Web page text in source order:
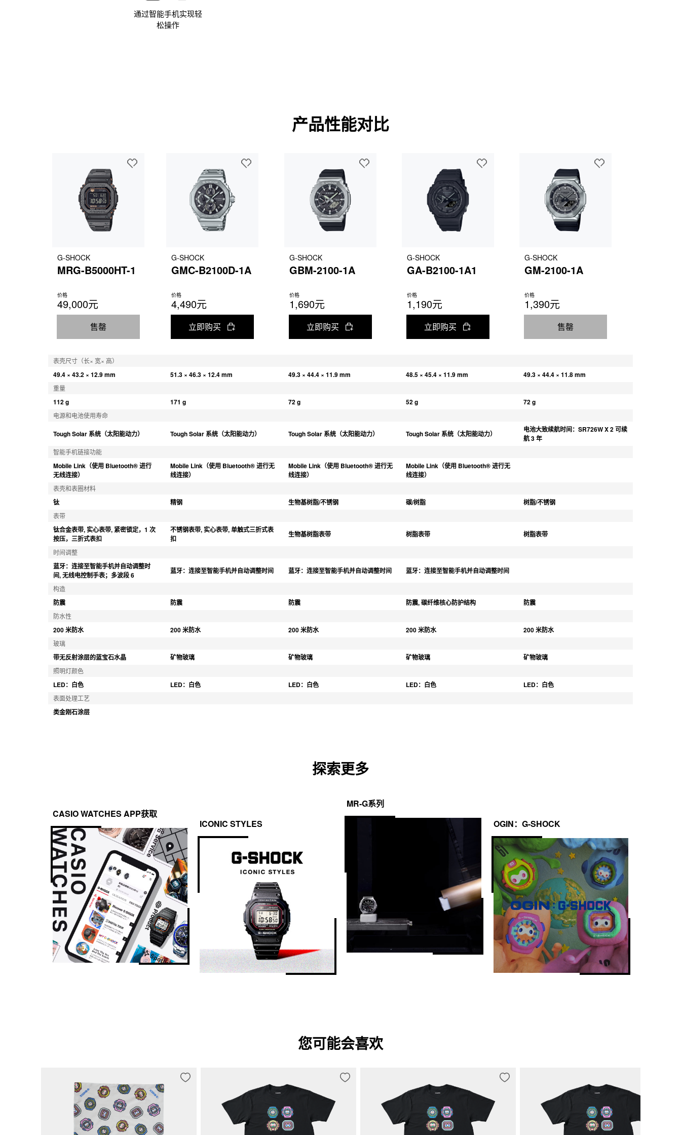
通过智能手机实现轻
松操作
产品性能对比
G-SHOCK
MRG-B5000HT-1
价格
49,000元
售罄
G-SHOCK
GMC-B2100D-1A
价格
4,490元
立即购买
G-SHOCK
GBM-2100-1A
价格
1,690元
立即购买
G-SHOCK
GA-B2100-1A1
价格
1,190元
立即购买
G-SHOCK
GM-2100-1A
价格
1,390元
售罄
表壳尺寸（长× 宽× 高）
49.4 × 43.2 × 12.9 mm 51.3 × 46.3 × 12.4 mm 49.3 × 44.4 × 11.9 mm 48.5 × 45.4 × 11.9 mm 49.3 × 44.4 × 11.8 mm
重量
112 g 171 g 72 g 52 g 72 g
电源和电池使用寿命
Tough Solar 系统（太阳能动力） Tough Solar 系统（太阳能动力） Tough Solar 系统（太阳能动力） Tough Solar 系统（太阳能动力）
电池大致续航时间：SR726W X 2 可续
航 3 年
智能手机链接功能
Mobile Link（使用 Bluetooth® 进行
无线连接）
Mobile Link（使用 Bluetooth® 进行无
线连接）
Mobile Link（使用 Bluetooth® 进行无
线连接）
Mobile Link（使用 Bluetooth® 进行无
线连接）
表壳和表圈材料
钛 精钢 生物基树脂/不锈钢 碳/树脂 树脂/不锈钢
表带
钛合金表带, 实心表带, 紧密锁定，1 次
按压，三折式表扣
不锈钢表带, 实心表带, 单触式三折式表
扣
生物基树脂表带 树脂表带 树脂表带
时间调整
蓝牙：连接至智能手机并自动调整时
间, 无线电控制手表；多波段 6
蓝牙：连接至智能手机并自动调整时间 蓝牙：连接至智能手机并自动调整时间 蓝牙：连接至智能手机并自动调整时间
构造
防震 防震 防震 防震, 碳纤维核心防护结构 防震
防水性
200 米防水 200 米防水 200 米防水 200 米防水 200 米防水
玻璃
带无反射涂层的蓝宝石水晶 矿物玻璃 矿物玻璃 矿物玻璃 矿物玻璃
照明灯颜色
LED：白色 LED：白色 LED：白色 LED：白色 LED：白色
表面处理工艺
类金刚石涂层
探索更多
CASIO WATCHES APP获取
ICONIC STYLES
MR-G系列
OGIN：G-SHOCK
您可能会喜欢